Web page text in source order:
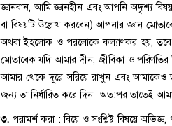
জ্ঞানবান, আমি জ্ঞানহীন এবং আপনি অদৃশ্য
বা বিষয়টি উল্লেখ করবেন) আপনার জ্ঞান
অথবা ইহলোক ও পরলোকে কল্যাণকর হয়, তবে
মোতাবেক যদি আমার দীন, জীবিকা ও
আমার থেকে দূরে সরিয়ে রাখুন এবং আমাকেও
জন্য তা নির্ধারিত করে দিন। অত:পর তাতেই
৩. পরামর্শ করা : বিয়ে ও সংশ্লিষ্ট বিষয়ে